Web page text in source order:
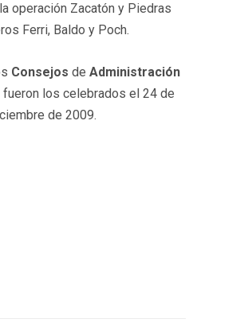
operación Zacatón y Piedras
Ferri, Baldo y Poch.
Consejos de Administración
fueron los celebrados el 24 de
de 2009.